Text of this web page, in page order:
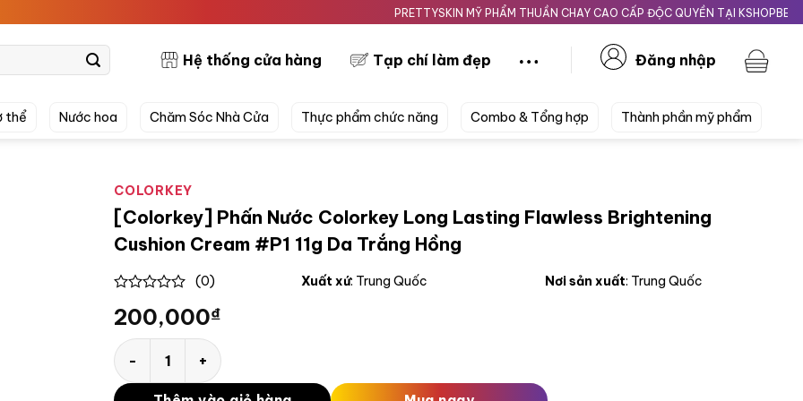
PRETTYSKIN MỸ PHẨM THUẦN CHAY CAO CẤP ĐỘC QUYỀN TẠI KSHOPBEAUTY.VN
Hệ thống cửa hàng Tạp chí làm đẹp Đăng nhập
thể Nước hoa Chăm Sóc Nhà Cửa Thực phẩm chức năng Combo & Tổng hợp Thành phần mỹ phẩm
COLORKEY
[Colorkey] Phấn Nước Colorkey Long Lasting Flawless Brightening
Cushion Cream #P1 11g Da Trắng Hồng
out
5
(0) Xuất xứ: Trung Quốc Nơi sản xuất: Trung Quốc
200,000₫
[Colorkey] Phấn Nước Colorkey Long Lasting Flawless Brightening Cushion Cream #P1 11g Da Trắng